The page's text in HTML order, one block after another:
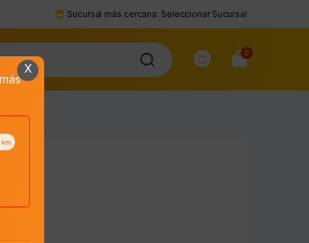
Sucursal más cercana: Seleccionar Sucursal
0
X
km